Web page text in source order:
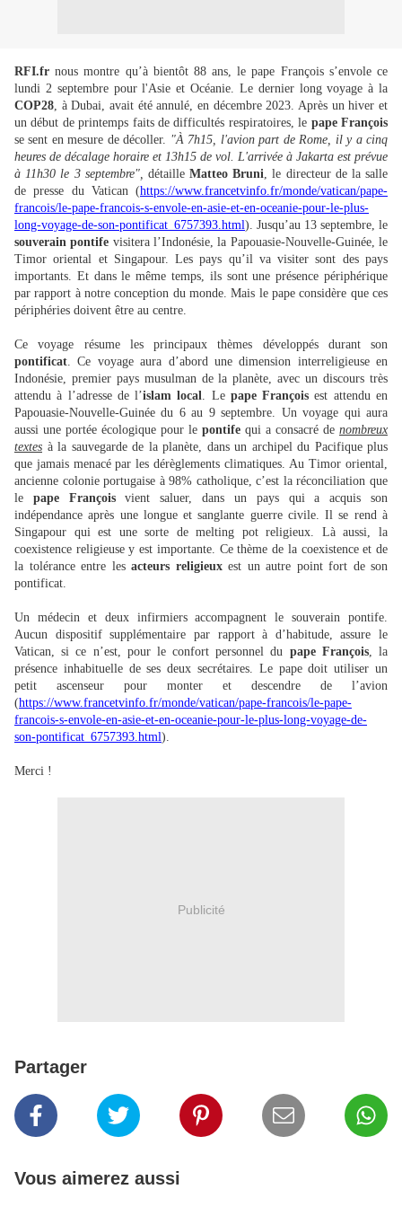
RFI.fr nous montre qu’à bientôt 88 ans, le pape François s’envole ce
lundi 2 septembre pour l'Asie et Océanie. Le dernier long voyage à la
COP28, à Dubai, avait été annulé, en décembre 2023. Après un hiver et
un début de printemps faits de difficultés respiratoires, le pape François
se sent en mesure de décoller. "À 7h15, l'avion part de Rome, il y a cinq
heures de décalage horaire et 13h15 de vol. L'arrivée à Jakarta est prévue
à 11h30 le 3 septembre", détailleMatteo Bruni, le directeur de la salle
de presse du Vatican (https://www.francetvinfo.fr/monde/vatican/pape-
francois/le-pape-francois-s-envole-en-asie-et-en-oceanie-pour-le-plus-
long-voyage-de-son-pontificat_6757393.html). Jusqu’au 13 septembre, le
souverain pontife visitera l’Indonésie, la Papouasie-Nouvelle-Guinée, le
Timor oriental et Singapour. Les pays qu’il va visiter sont des pays
importants. Et dans le même temps, ils sont une présence périphérique
par rapport à notre conception du monde. Mais le pape considère que ces
périphéries doivent être au centre.
Ce voyage résume les principaux thèmes développés durant son
pontificat. Ce voyage aura d’abord une dimension interreligieuse en
Indonésie, premier pays musulman de la planète, avec un discours très
attendu à l’adresse de l’islam local. Le pape François est attendu en
Papouasie-Nouvelle-Guinée du 6 au 9 septembre. Un voyage qui aura
aussi une portée écologique pour le pontife qui a consacré de nombreux
textes à la sauvegarde de la planète, dans un archipel du Pacifique plus
que jamais menacé par les dérèglements climatiques. Au Timor oriental,
ancienne colonie portugaise à 98% catholique, c’est la réconciliation que
le pape Françoisvient saluer, dans un pays qui a acquis son
indépendance après une longue et sanglante guerre civile. Il se rend à
Singapour qui est une sorte de melting pot religieux. Là aussi, la
coexistence religieuse y est importante. Ce thème de la coexistence et de
la tolérance entre les acteurs religieuxest un autre point fort de son
pontificat.
Un médecin et deux infirmiers accompagnent le souverain pontife.
Aucun dispositif supplémentaire par rapport à d’habitude, assure le
Vatican, si ce n’est, pour le confort personnel du pape François, la
présence inhabituelle de ses deux secrétaires. Le pape doit utiliser un
petit ascenseur pour monter et descendre de l’avion
(https://www.francetvinfo.fr/monde/vatican/pape-francois/le-pape-
francois-s-envole-en-asie-et-en-oceanie-pour-le-plus-long-voyage-de-
son-pontificat_6757393.html).
Merci !
Publicité
Partager
Vous aimerez aussi